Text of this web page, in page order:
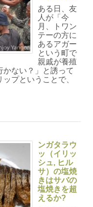
ある日、友
人が「今
月、トワン
テーの方に
あるアガー
という町で
親戚が養殖
ない？」と誘って
プということで、
ンガタラウ
ッ（イリッ
シュ, ヒル
サ）の塩焼
きはサバの
塩焼きを超
えるか?